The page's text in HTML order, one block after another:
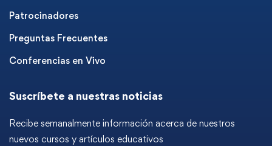
Patrocinadores
Preguntas Frecuentes
Conferencias en Vivo
Suscríbete a nuestras noticias
Recibe semanalmente información acerca de nuestros
nuevos cursos y artículos educativos